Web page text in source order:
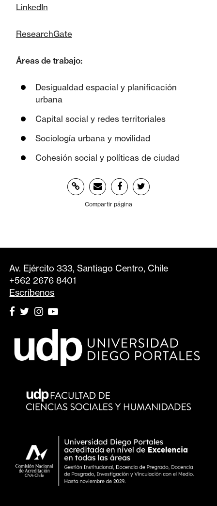
LinkedIn
ResearchGate
Áreas de trabajo:
Desigualdad espacial y planificación
urbana
Capital social y redes territoriales
Sociología urbana y movilidad
Cohesión social y políticas de ciudad
Compartir página
Av. Ejército 333, Santiago Centro, Chile
+562 2676 8401
Escríbenos